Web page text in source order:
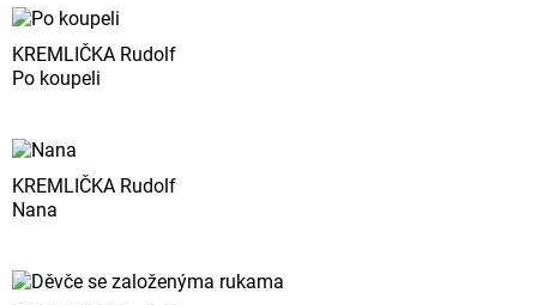
KREMLIČKA Rudolf
Po koupeli
KREMLIČKA Rudolf
Nana